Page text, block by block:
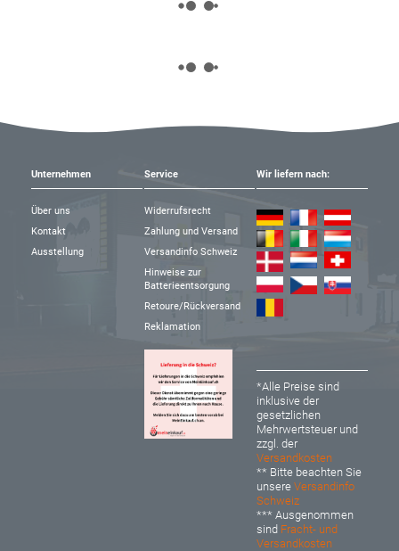
Unternehmen
Über uns
Kontakt
Ausstellung
Service
Widerrufsrecht
Zahlung und Versand
Versandinfo Schweiz
Hinweise zur
Batterieentsorgung
Retoure/Rückversand
Reklamation
Wir liefern nach:
*Alle Preise sind
inklusive der
gesetzlichen
Mehrwertsteuer und
zzgl. der
Versandkosten
** Bitte beachten Sie
unsereVersandinfo
Schweiz
*** Ausgenommen
sind Fracht- und
Versandkosten